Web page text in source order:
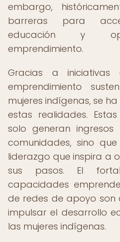
embargo,
barreras para
educación y
emprendimiento.
Gracias a iniciativas
emprendimiento
mujeres indígenas, se
estas realidades.
solo generan
comunidades, sino
liderazgo que inspira a
sus pasos. El
capacidades
de redes de apoyo
impulsar el desarrollo
las mujeres indígenas.